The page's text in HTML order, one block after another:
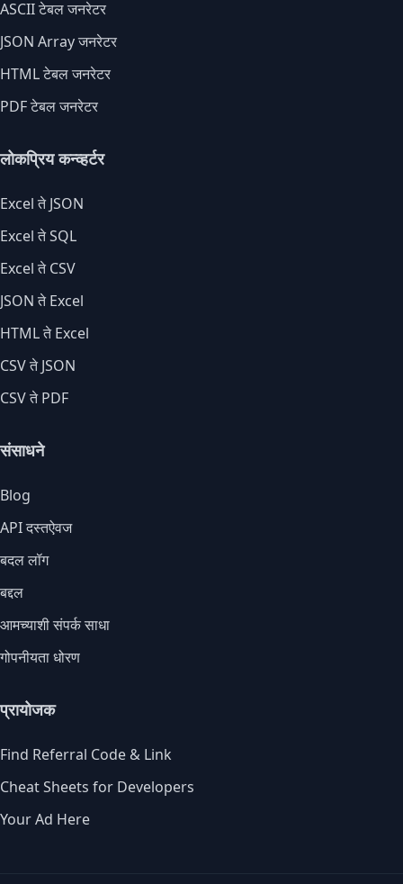
ASCII टेबल जनरेटर
JSON Array जनरेटर
HTML टेबल जनरेटर
PDF टेबल जनरेटर
लोकप्रिय कन्व्हर्टर
Excel ते JSON
Excel ते SQL
Excel ते CSV
JSON ते Excel
HTML ते Excel
CSV ते JSON
CSV ते PDF
संसाधने
Blog
API दस्तऐवज
बदल लॉग
बद्दल
आमच्याशी संपर्क साधा
गोपनीयता धोरण
प्रायोजक
Find Referral Code & Link
Cheat Sheets for Developers
Your Ad Here